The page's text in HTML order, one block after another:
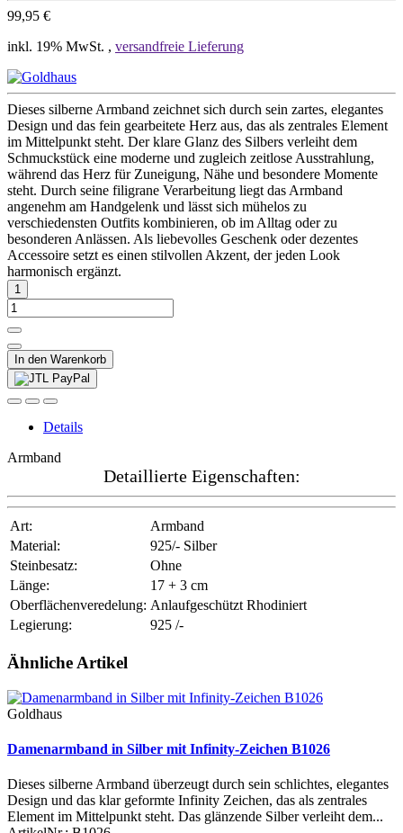
99,95 €
inkl. 19% MwSt. , versandfreie Lieferung
Dieses silberne Armband zeichnet sich durch sein zartes, elegantes
Design und das fein gearbeitete Herz aus, das als zentrales Element
im Mittelpunkt steht. Der klare Glanz des Silbers verleiht dem
Schmuckstück eine moderne und zugleich zeitlose Ausstrahlung,
während das Herz für Zuneigung, Nähe und besondere Momente
steht. Durch seine filigrane Verarbeitung liegt das Armband
angenehm am Handgelenk und lässt sich mühelos zu
verschiedensten Outfits kombinieren, ob im Alltag oder zu
besonderen Anlässen. Als liebevolles Geschenk oder dezentes
Accessoire setzt es einen stilvollen Akzent, der jeden Look
harmonisch ergänzt.
In den Warenkorb
Details
Armband
Detaillierte Eigenschaften:
Art:
Armband
Material:
925/- Silber
Steinbesatz:
Ohne
Länge:
17 + 3 cm
Oberflächenveredelung: Anlaufgeschützt Rhodiniert
Legierung:
925 /-
Ähnliche Artikel
Goldhaus
Damenarmband in Silber mit Infinity-Zeichen B1026
Dieses silberne Armband überzeugt durch sein schlichtes, elegantes
Design und das klar geformte Infinity Zeichen, das als zentrales
Element im Mittelpunkt steht. Das glänzende Silber verleiht dem...